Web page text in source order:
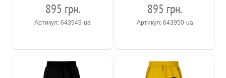
895 грн.
Артикул: 643949-ua
895 грн.
Артикул: 643950-ua